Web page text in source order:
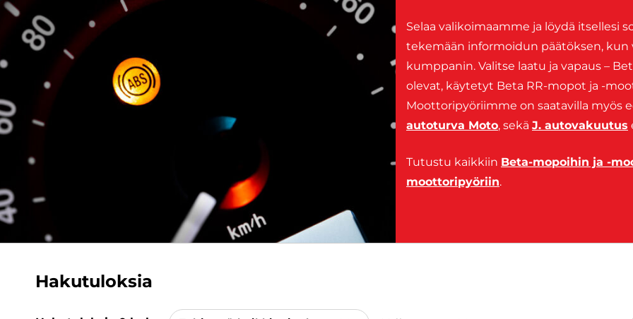
Selaa valikoimaamme ja löydä itsellesi
tekemään informoidun päätöksen, kun
kumppanin. Valitse laatu ja vapaus –
olevat, käytetyt Beta RR-mopot ja -
Moottoripyöriimme on saatavilla myös
autoturva Moto, sekä J. autovakuutus
Tutustu kaikkiin Beta-mopoihin ja -
moottoripyöriin.
Hakutuloksia